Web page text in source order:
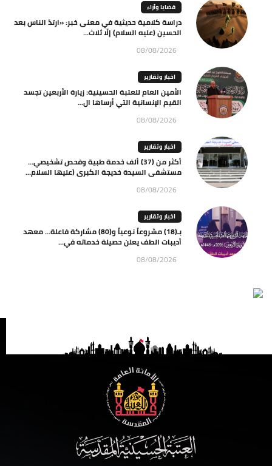
قضايا وآراء
دراسة كلامية حديثية في معنى خبر: «ارتدّ الناس بعد
الحسين (عليه السلام) إلّا ثلاث...
08/08/2026
اخبار وتقارير
الأمين العام للعتبة الحسينية: زيارة الأربعين تجسد
القيم الإنسانية التي أرساها ال...
08/08/2026
اخبار وتقارير
أكثر من (37) ألف خدمة طبية وفحص تشخيصي…
مستشفى السيدة خديجة الكبرى (عليها السلام...
08/08/2026
اخبار وتقارير
بـ(18) مشروعاً نوعياً و(80) مشاركة فاعلة… معهد
أديبات الطف يعلن حصيلة خدماته في...
08/08/2026